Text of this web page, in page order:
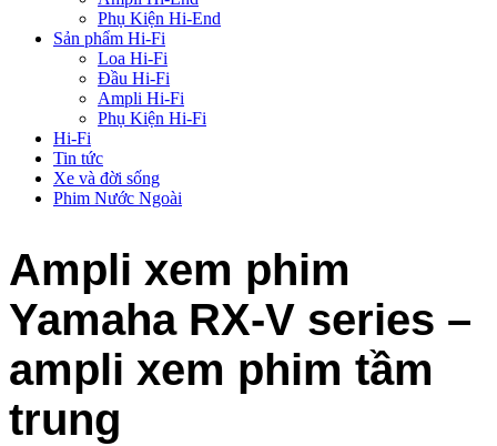
Phụ Kiện Hi-End
Sản phẩm Hi-Fi
Loa Hi-Fi
Đầu Hi-Fi
Ampli Hi-Fi
Phụ Kiện Hi-Fi
Hi-Fi
Tin tức
Xe và đời sống
Phim Nước Ngoài
Ampli xem phim
Yamaha RX-V series –
ampli xem phim tầm
trung